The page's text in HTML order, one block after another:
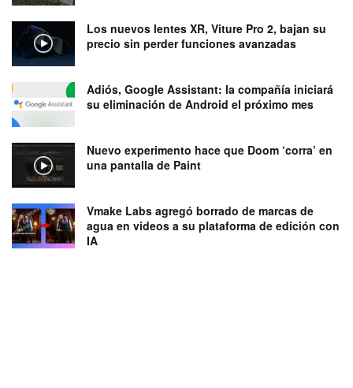
Los nuevos lentes XR, Viture Pro 2, bajan su
precio sin perder funciones avanzadas
Adiós, Google Assistant: la compañía iniciará
su eliminación de Android el próximo mes
Nuevo experimento hace que Doom ‘corra’ en
una pantalla de Paint
Vmake Labs agregó borrado de marcas de
agua en videos a su plataforma de edición con
IA